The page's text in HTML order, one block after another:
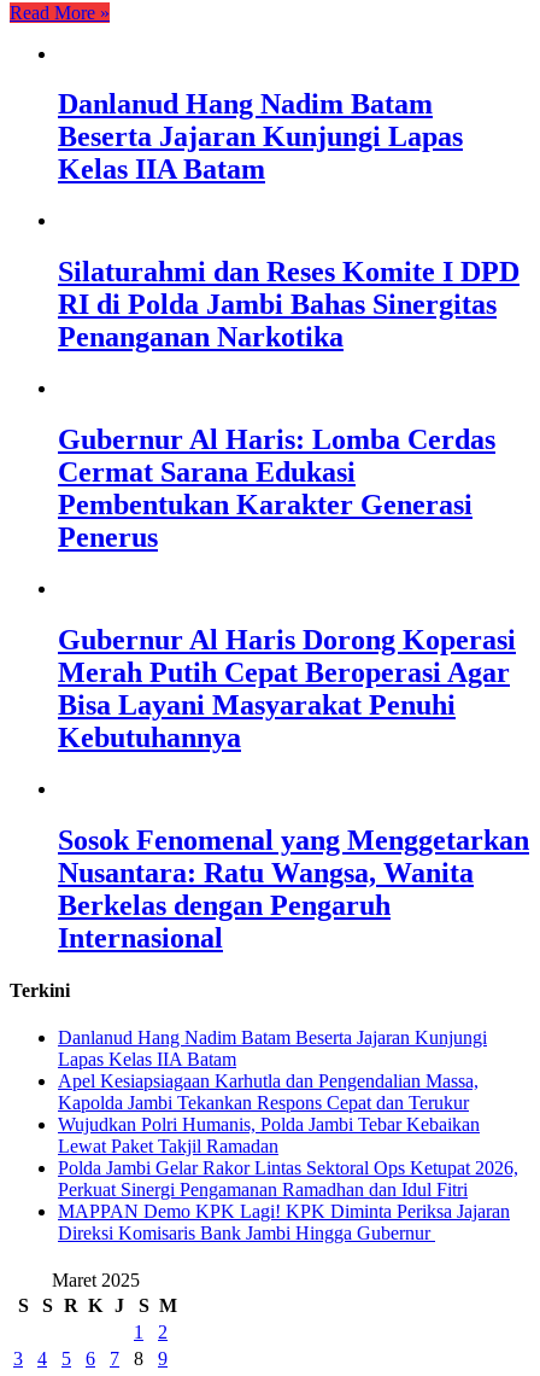
Read More »
Danlanud Hang Nadim Batam
Beserta Jajaran Kunjungi Lapas
Kelas IIA Batam
Silaturahmi dan Reses Komite I DPD
RI di Polda Jambi Bahas Sinergitas
Penanganan Narkotika
Gubernur Al Haris: Lomba Cerdas
Cermat Sarana Edukasi
Pembentukan Karakter Generasi
Penerus
Gubernur Al Haris Dorong Koperasi
Merah Putih Cepat Beroperasi Agar
Bisa Layani Masyarakat Penuhi
Kebutuhannya
Sosok Fenomenal yang Menggetarkan
Nusantara: Ratu Wangsa, Wanita
Berkelas dengan Pengaruh
Internasional
Terkini
Danlanud Hang Nadim Batam Beserta Jajaran Kunjungi
Lapas Kelas IIA Batam
Apel Kesiapsiagaan Karhutla dan Pengendalian Massa,
Kapolda Jambi Tekankan Respons Cepat dan Terukur
Wujudkan Polri Humanis, Polda Jambi Tebar Kebaikan
Lewat Paket Takjil Ramadan
Polda Jambi Gelar Rakor Lintas Sektoral Ops Ketupat 2026,
Perkuat Sinergi Pengamanan Ramadhan dan Idul Fitri
‎MAPPAN Demo KPK Lagi! KPK Diminta Periksa Jajaran
Direksi Komisaris Bank Jambi Hingga Gubernur ‎
Maret 2025
S
S R K J S M
1
2
3
4 5 6 7 8
9